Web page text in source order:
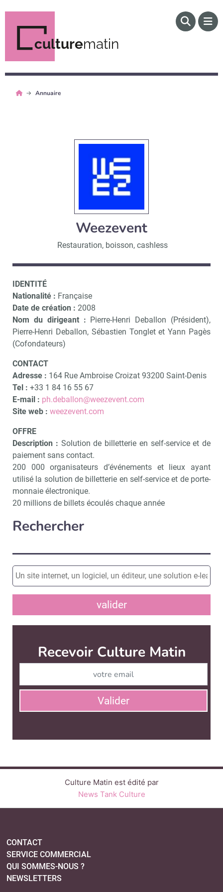
culturematin
Annuaire
Weezevent
Restauration, boisson, cashless
IDENTITÉ
Nationalité : Française
Date de création : 2008
Nom du dirigeant : Pierre-Henri Deballon (Président),
Pierre-Henri Deballon, Sébastien Tonglet et Yann Pagès
(Cofondateurs)
CONTACT
Adresse : 164 Rue Ambroise Croizat 93200 Saint-Denis
Tel : +33 1 84 16 55 67
E-mail : ph.deballon@weezevent.com
Site web : weezevent.com
OFFRE
Description : Solution de billetterie en self-service et de
paiement sans contact.
200 000 organisateurs d’événements et lieux ayant
utilisé la solution de billetterie en self-service et de porte-
monnaie électronique.
20 millions de billets écoulés chaque année
Rechercher
valider
Recevoir Culture Matin
Valider
Culture Matin est édité par
News Tank Culture
CONTACT
SERVICE COMMERCIAL
QUI SOMMES-NOUS ?
NEWSLETTERS